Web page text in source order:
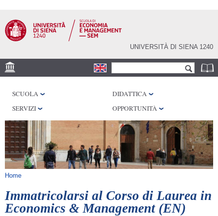
contenuto
principale
UNIVERSITÀ DI SIENA 1240
Form di ricerca
DISAG
SCUOLA
DIDATTICA
SERVIZI
OPPORTUNITÀ
Tu sei qui
Home
Immatricolarsi al Corso di Laurea in
Economics & Management (EN)